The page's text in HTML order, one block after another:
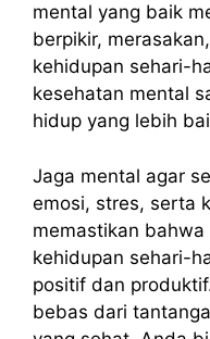
mental yang baik
berpikir,
kehidupan sehari-
kesehatan mental
hidup yang lebih
Jaga mental agar
emosi, stres, serta
memastikan
kehidupan sehari-
positif dan
bebas dari